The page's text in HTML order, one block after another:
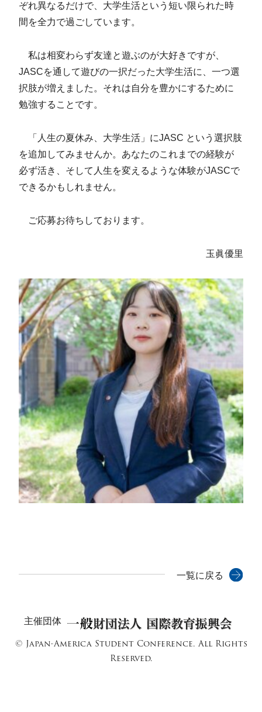
ぞれ異なるだけで、大学生活という短い限られた時
間を全力で過ごしています。
私は相変わらず友達と遊ぶのが大好きですが、
JASCを通して遊びの一択だった大学生活に、一つ選
択肢が増えました。それは自分を豊かにするために
勉強することです。
「人生の夏休み、大学生活」にJASC という選択肢
を追加してみませんか。あなたのこれまでの経験が
必ず活き、そして人生を変えるような体験がJASCで
できるかもしれません。
ご応募お待ちしております。
玉眞優里
一覧に戻る
主催団体
© Japan-America Student Conference. All Rights
Reserved.